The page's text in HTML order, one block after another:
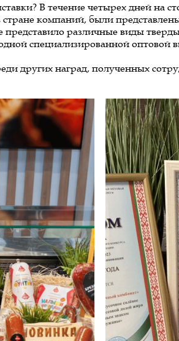
В течение четырех дней на
компаний, были
различные виды
специализированной
других наград, полученных